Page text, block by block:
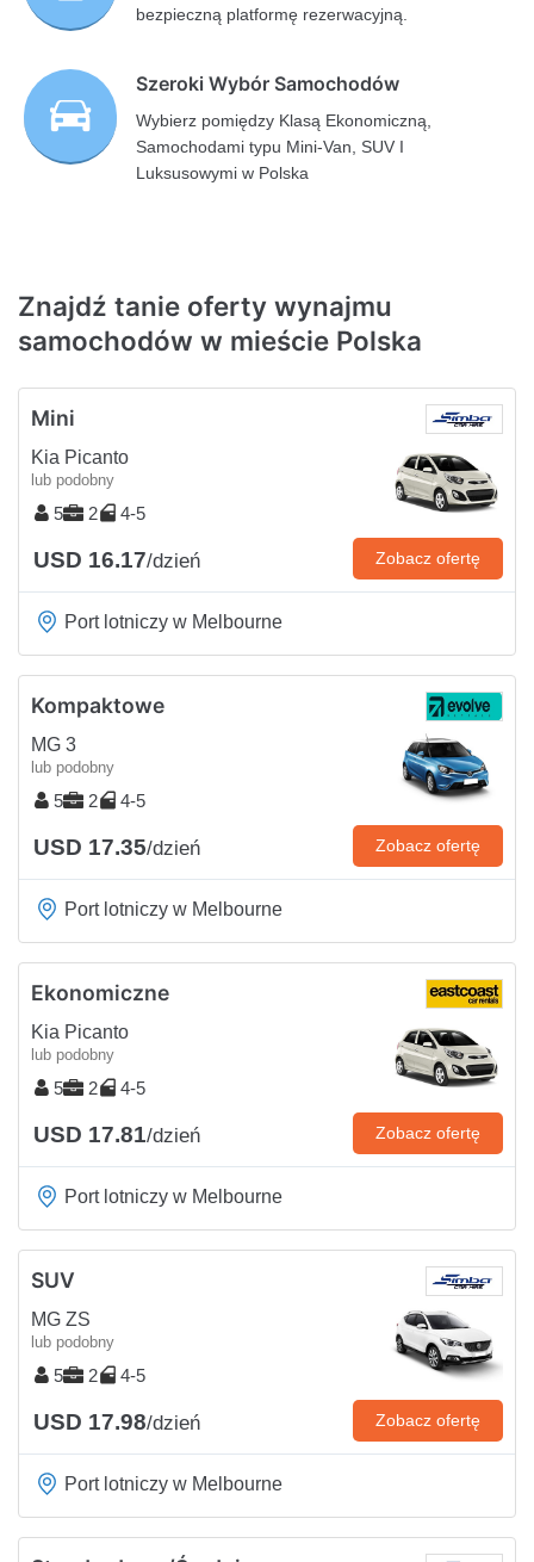
bezpieczną platformę rezerwacyjną.
Szeroki Wybór Samochodów
Wybierz pomiędzy Klasą Ekonomiczną,
Samochodami typu Mini-Van, SUV I
Luksusowymi w Polska
Znajdź tanie oferty wynajmu
samochodów w mieście Polska
Mini
Kia Picanto
lub podobny
5 2 4-5
USD 16.17/dzień Zobacz ofertę
Port lotniczy w Melbourne
Kompaktowe
MG 3
lub podobny
5 2 4-5
USD 17.35/dzień Zobacz ofertę
Port lotniczy w Melbourne
Ekonomiczne
Kia Picanto
lub podobny
5 2 4-5
USD 17.81/dzień Zobacz ofertę
Port lotniczy w Melbourne
SUV
MG ZS
lub podobny
5 2 4-5
USD 17.98/dzień Zobacz ofertę
Port lotniczy w Melbourne